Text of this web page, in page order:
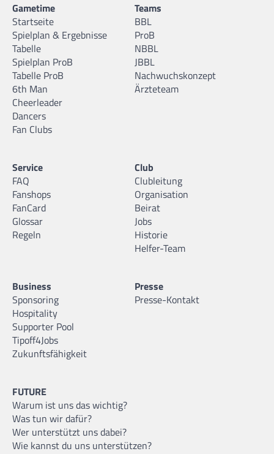
Gametime
Startseite
Spielplan & Ergebnisse
Tabelle
Spielplan ProB
Tabelle ProB
6th Man
Cheerleader
Dancers
Fan Clubs
Teams
BBL
ProB
NBBL
JBBL
Nachwuchskonzept
Ärzteteam
Service
FAQ
Fanshops
FanCard
Glossar
Regeln
Club
Clubleitung
Organisation
Beirat
Jobs
Historie
Helfer-Team
Business
Sponsoring
Hospitality
Supporter Pool
Tipoff4Jobs
Zukunftsfähigkeit
Presse
Presse-Kontakt
FUTURE
Warum ist uns das wichtig?
Was tun wir dafür?
Wer unterstützt uns dabei?
Wie kannst du uns unterstützen?